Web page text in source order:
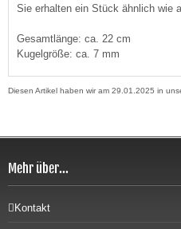
Sie erhalten ein Stück ähnlich wie
Gesamtlänge: ca. 22 cm
Kugelgröße: ca. 7 mm
Diesen Artikel haben wir am 29.01.2025 in
Mehr über...
Kontakt